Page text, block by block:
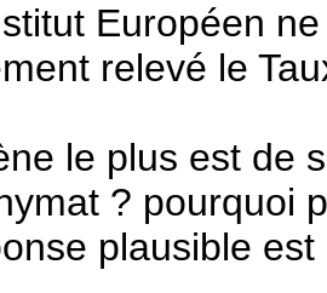
Européen
relevé le
le plus est de
? pourquoi
plausible